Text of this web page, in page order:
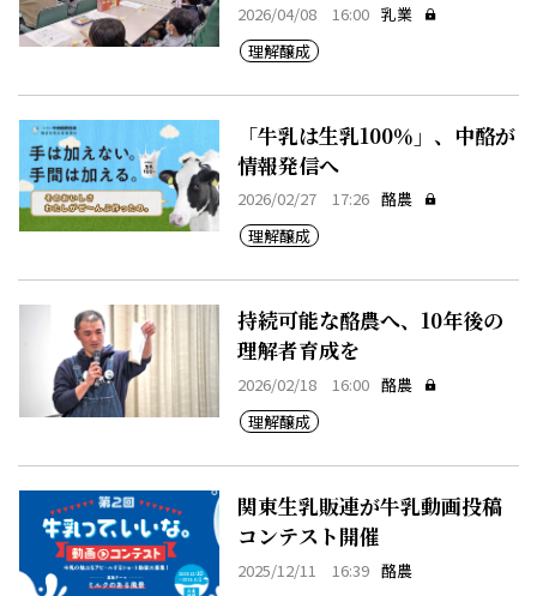
2026/04/08 16:00 乳業
理解醸成
「牛乳は生乳100％」、中酪が
情報発信へ
2026/02/27 17:26 酪農
理解醸成
持続可能な酪農へ、10年後の
理解者育成を
2026/02/18 16:00 酪農
理解醸成
関東生乳販連が牛乳動画投稿
コンテスト開催
2025/12/11 16:39 酪農